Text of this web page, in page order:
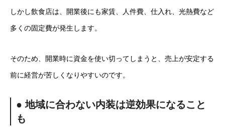
しかし飲食店は、開業後にも家賃、人件費、仕入れ、光熱費など
多くの固定費が発生します。
そのため、開業時に資金を使い切ってしまうと、売上が安定する
前に経営が苦しくなりやすいのです。
● 地域に合わない内装は逆効果になること
も